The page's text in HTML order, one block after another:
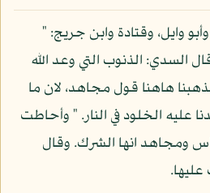
وايل، وقتادة وابن جريج: "
السدي: الذنوب التي وعد الله
هاهنا قول مجاهد، لان ما
عليه الخلود في النار. " وأحاطت
ومجاهد انها الشرك. وقال